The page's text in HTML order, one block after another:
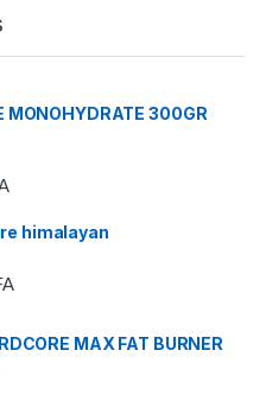
MONOHYDRATE 300GR
himalayan
MAX FAT BURNER